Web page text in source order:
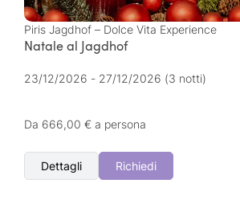
Piris Jagdhof – Dolce Vita Experience
Natale al Jagdhof
23/12/2026 - 27/12/2026 (3 notti)
Da 666,00 € a persona
Dettagli Richiedi